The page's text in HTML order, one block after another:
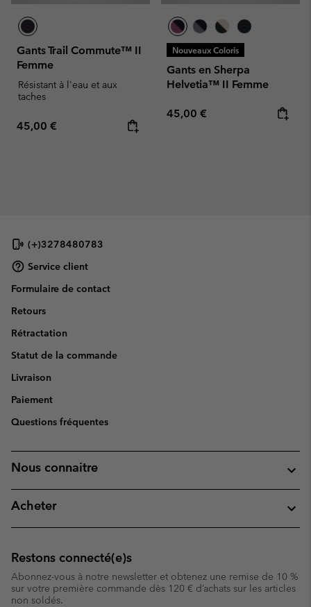
Gants Trail Commute™ II
Femme
Résistant à l'eau et aux
taches
Regular price:
45,00 €
Nouveaux Coloris
Gants en Sherpa
Helvetia™ II Femme
Regular price:
45,00 €
(+)3278480783
Service client
Formulaire de contact
Retours
Rétractation
Statut de la commande
Livraison
Paiement
Questions fréquentes
Nous connaitre
Acheter
Restons connecté(e)s
Abonnez-vous à notre newsletter et obtenez une remise de 10 %
sur votre première commande dès 120 € d’achats sur les articles
non soldés.